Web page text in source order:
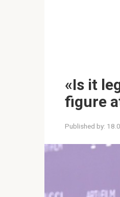
«Is it
figure
Published by: